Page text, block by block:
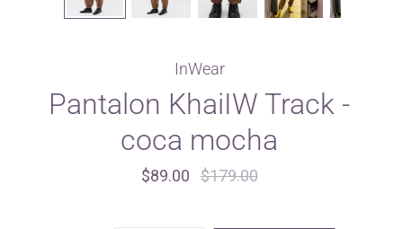
InWear
Pantalon KhaiIW Track -
coca mocha
$89.00 $179.00